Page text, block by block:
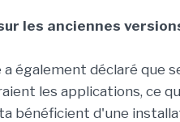
les anciennes
également déclaré que
les applications, ce
bénéficient d'une